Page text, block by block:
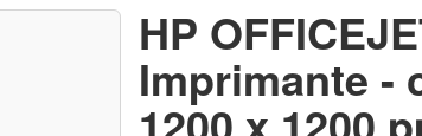
HP
Imprimante -